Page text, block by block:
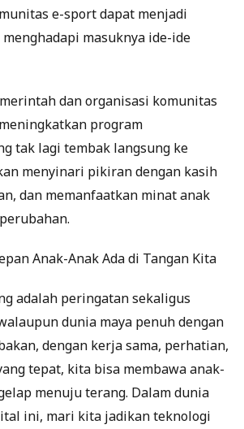
e-sport dapat menjadi
masuknya ide-ide
dan organisasi komunitas
program
tak lagi tembak langsung ke
menyinari pikiran dengan kasih
dan memanfaatkan minat anak
Anak-Anak Ada di Tangan Kita
adalah peringatan sekaligus
dunia maya penuh dengan
dengan kerja sama, perhatian,
tepat, kita bisa membawa anak-
menuju terang. Dalam dunia
ini, mari kita jadikan teknologi